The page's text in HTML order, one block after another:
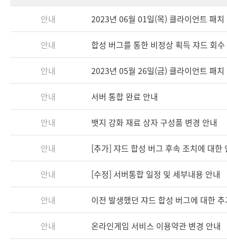
안내 2023년 06월 01일(목) 클라이언트 패
안내 합성 버그를 통한 비정상 획득 쟈드 회
안내 2023년 05월 26일(금) 클라이언트 패
안내 서버 통합 완료 안내
안내 뱃지 강화 재료 상자 구성품 변경 안내
안내 [추가] 쟈드 합성 버그 후속 조치에 대한
안내 [수정] 서버통합 일정 및 세부내용 안내
안내 이전 발생했던 쟈드 합성 버그에 대한
안내 온라인게임 서비스 이용약관 변경 안내